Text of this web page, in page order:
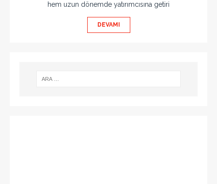
hem uzun dönemde yatırımcısına getiri
DEVAMI